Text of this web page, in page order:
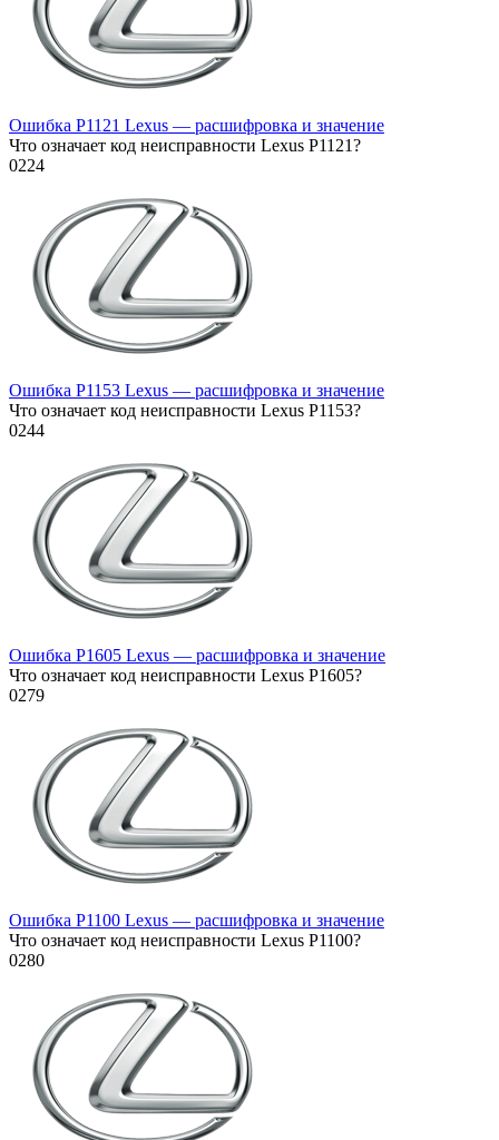
Ошибка P1121 Lexus — расшифровка и значение
Что означает код неисправности Lexus P1121?
0224
Ошибка P1153 Lexus — расшифровка и значение
Что означает код неисправности Lexus P1153?
0244
Ошибка P1605 Lexus — расшифровка и значение
Что означает код неисправности Lexus P1605?
0279
Ошибка P1100 Lexus — расшифровка и значение
Что означает код неисправности Lexus P1100?
0280